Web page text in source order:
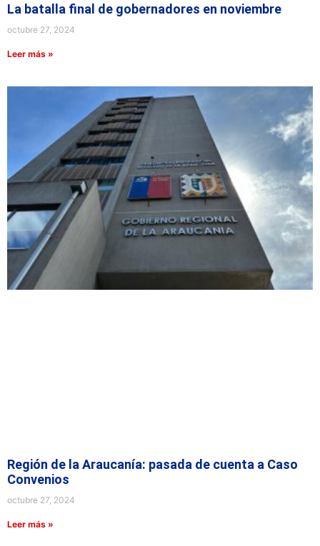
La batalla final de gobernadores en noviembre
octubre 27, 2024
Leer más »
Región de la Araucanía: pasada de cuenta a Caso
Convenios
octubre 27, 2024
Leer más »